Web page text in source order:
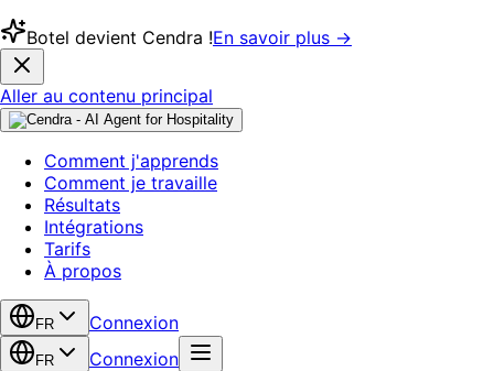
Botel devient Cendra !En savoir plus →
Aller au contenu principal
Comment j'apprends
Comment je travaille
Résultats
Intégrations
Tarifs
À propos
FR Connexion
FR
Connexion